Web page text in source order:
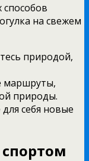
на свежем
природой,
маршруты,
природы.
себя новые